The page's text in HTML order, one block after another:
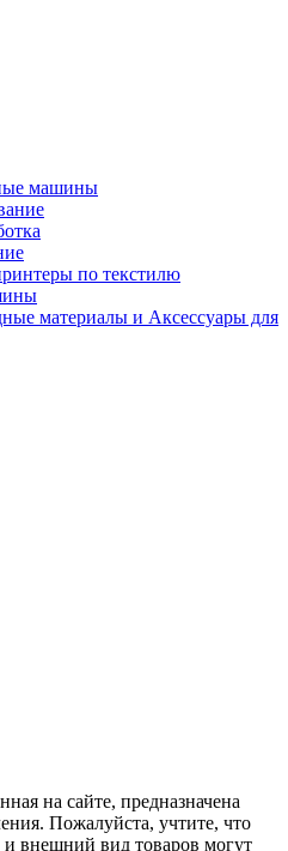
машины
по текстилю
материалы и Аксессуары для
на сайте, предназначена
Пожалуйста, учтите, что
и внешний вид товаров могут